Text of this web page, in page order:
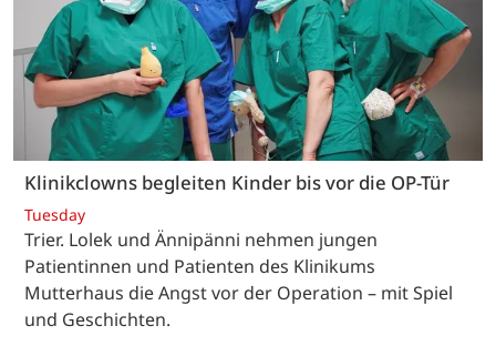
Klinikclowns begleiten Kinder bis vor die OP-Tür
Tuesday
Trier. Lolek und Ännipänni nehmen jungen
Patientinnen und Patienten des Klinikums
Mutterhaus die Angst vor der Operation – mit Spiel
und Geschichten.